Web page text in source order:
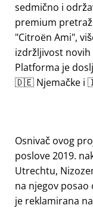
sedmično i
premium
Citroën Ami ,
izdržljivost novih
Platforma je
🇩🇪 Njemačke i
Osnivač ovog
poslove 2019.
Utrechtu,
na njegov posao
je reklamirana